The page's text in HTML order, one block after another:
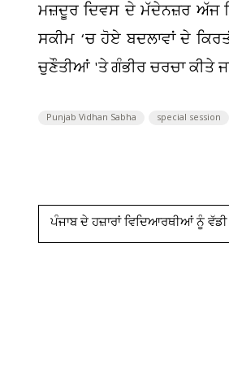
ਮਜ਼ਦੂਰ ਦਿਵਸ ਦੇ ਮੱਦੇਨਜ਼ਰ ਅੱਜ
ਸਕੀਮ ‘ਚ ਹੋਏ ਬਦਲਾਵਾਂ ਦੇ
ਚੁਣੌਤੀਆਂ 'ਤੇ ਗੰਭੀਰ ਚਰਚਾ ਕੀਤੇ
Punjab Vidhan Sabha special session
ਪੰਜਾਬ ਦੇ ਹਜ਼ਾਰਾਂ ਵਿਦਿਆਰਥੀਆਂ ਨੂੰ